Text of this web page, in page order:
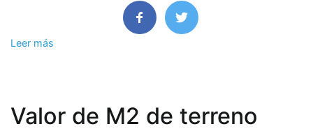
Lambayeque
Leer más
Valor de M2 de terreno